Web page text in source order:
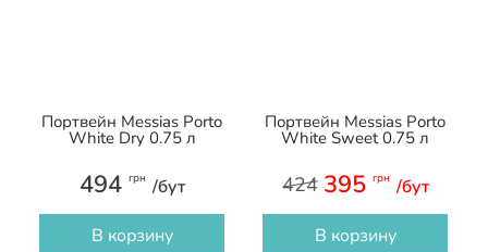
Портвейн Messias Porto
White Dry 0.75 л
494 грн /бут
В корзину
Портвейн Messias Porto
White Sweet 0.75 л
424 395 грн /бут
В корзину